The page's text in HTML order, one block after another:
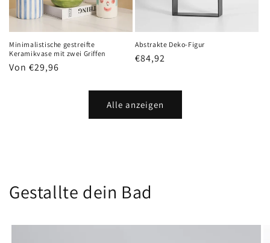
Minimalistische gestreifte
Keramikvase mit zwei Griffen
Normaler
Von €29,96
Abstrakte Deko-Figur
Normaler
€84,92
Alle anzeigen
Gestallte dein Bad